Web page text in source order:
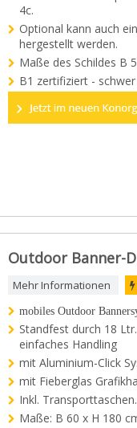
4c.
Optional kann auch
hergestellt werden.
Maße des Schildes B
B1 zertifiziert -
Outdoor Banner-
Mehr Informationen
mobiles Outdoor
Standfest durch 18
einfaches Handling
mit Aluminium-Click
mit Fieberglas
Inkl. Transporttaschen.
Maße: B 60 x H 180